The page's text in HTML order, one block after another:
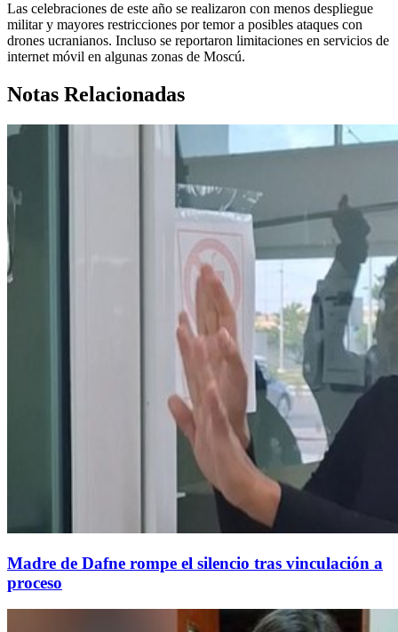
Las celebraciones de este año se realizaron con menos despliegue
militar y mayores restricciones por temor a posibles ataques con
drones ucranianos. Incluso se reportaron limitaciones en servicios de
internet móvil en algunas zonas de Moscú.
Notas Relacionadas
Madre de Dafne rompe el silencio tras vinculación a
proceso